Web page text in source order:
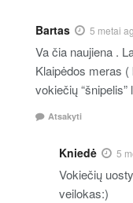
Bartas 5 metai
Va čia naujiena .
Klaipėdos meras
vokiečių
Atsakyti
Kniedė 5
Vokiečių
veilokas:)